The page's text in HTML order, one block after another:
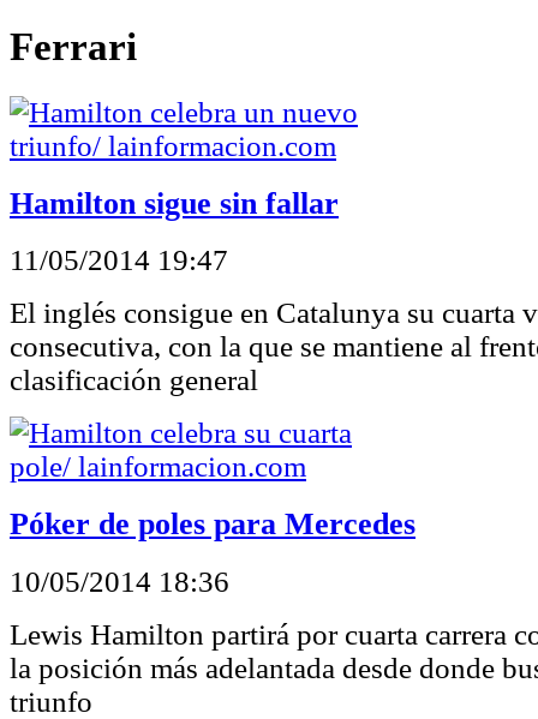
Ferrari
Hamilton sigue sin fallar
11/05/2014 19:47
El inglés consigue en Catalunya su cuarta
consecutiva, con la que se mantiene al
clasificación general
Póker de poles para Mercedes
10/05/2014 18:36
Lewis Hamilton partirá por cuarta carrera
la posición más adelantada desde donde
triunfo